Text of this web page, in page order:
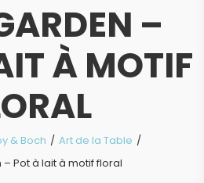
–
À MOTIF
& Boch
Art de la Table
– Pot à lait à motif floral